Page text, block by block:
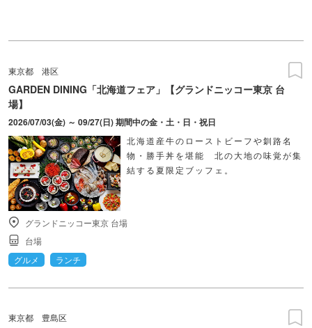
東京都 港区
GARDEN DINING「北海道フェア」【グランドニッコー東京 台
場】
2026/07/03(金) ～ 09/27(日) 期間中の金・土・日・祝日
北海道産牛のローストビーフや釧路名
物・勝手丼を堪能 北の大地の味覚が集
結する夏限定ブッフェ。
グランドニッコー東京 台場
台場
グルメ
ランチ
東京都 豊島区